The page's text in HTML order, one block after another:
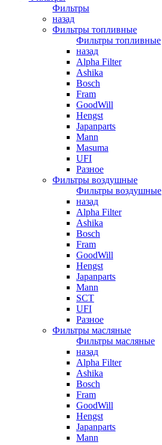
Фильтры
назад
Фильтры топливные
Фильтры топливные
назад
Alpha Filter
Ashika
Bosch
Fram
GoodWill
Hengst
Japanparts
Mann
Masuma
UFI
Разное
Фильтры воздушные
Фильтры воздушные
назад
Alpha Filter
Ashika
Bosch
Fram
GoodWill
Hengst
Japanparts
Mann
SCT
UFI
Разное
Фильтры масляные
Фильтры масляные
назад
Alpha Filter
Ashika
Bosch
Fram
GoodWill
Hengst
Japanparts
Mann